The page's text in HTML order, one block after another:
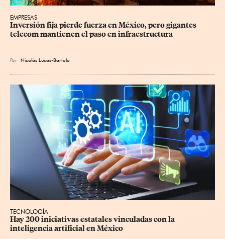
EMPRESAS
Inversión fija pierde fuerza en México, pero gigantes
telecom mantienen el paso en infraestructura
Por Nicolás Lucas-Bartolo
TECNOLOGÍA
Hay 200 iniciativas estatales vinculadas con la
inteligencia artificial en México